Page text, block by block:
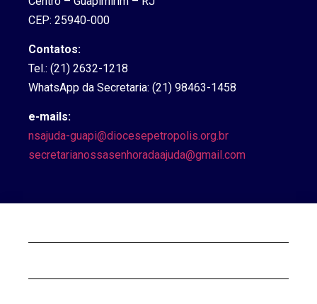
CEP: 25940-000
Contatos:
Tel.: (21) 2632-1218
WhatsApp da Secretaria: (21) 98463-1458
e-mails:
nsajuda-guapi@diocesepetropolis.org.br
secretarianossasenhoradaajuda@gmail.com